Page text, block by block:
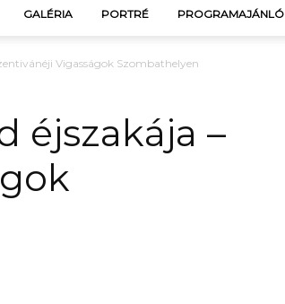
GALÉRIA PORTRÉ PROGRAMAJÁNLÓ
Vigasságok Szombathelyen
éjszakája –